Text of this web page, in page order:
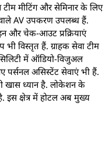
टीम मीटिंग और सेमिनार के लिए
AV उपकरण उपलब्ध हैं.
और चेक-आउट प्रक्रियाएं
विस्तृत हैं. ग्राहक सेवा टीम
में ऑडियो-विजुअल
पर्सनल असिस्टेंट सेवाएं भी हैं.
खास ध्यान है. लोकेशन के
क्षेत्र में होटल अब मुख्य